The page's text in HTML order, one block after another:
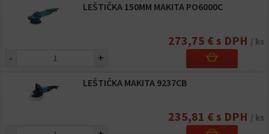
LEŠTIČKA 150MM MAKITA PO6000C
273,75 € s DPH / ks
- +
LEŠTIČKA MAKITA 9237CB
235,81 € s DPH / ks